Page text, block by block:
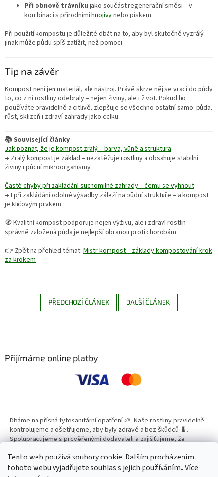
Tento web používá soubory cookie. Dalším procházením
tohoto webu vyjadřujete souhlas s jejich používáním.. Více
Při obnově trávníku jako součást regenerační směsi – v
kombinaci s přírodními hnojivynebo pískem.
Při použití kompostu je důležité dbát na to, aby byl skutečně vyzrálý –
jinak může půdu spíš zatížit, než pomoci.
Tip na závěr
Kompost není jen materiál, ale nástroj. Právě skrze něj se vrací do půdy
to, co z ní rostliny odebraly – nejen živiny, ale i život. Pokud ho
používáte pravidelně a citlivě, zlepšuje se všechno ostatní samo: půda,
růst, sklizeň i zdraví zahrady jako celku.
📚 Související články
Jak poznat, že je kompost zralý – barva, vůně a struktura
→ Zralý kompost je základ – nezatěžuje rostliny a obsahuje stabilní
živiny i půdní mikroorganismy.
Časté chyby při zakládání suchomilné zahrady – čemu se vyhnout
→ I při zakládání odolné výsadby záleží na půdní struktuře – a kompost
je klíčovým prvkem.
🧭 Kvalitní kompost podporuje nejen výživu, ale i zdraví rostlin –
správně založená půda je nejlepší obranou proti chorobám.
👉 Zpět na přehled témat: Mistr kompost – základy kompostování krok
za krokem
PŘEDCHOZÍ ČLÁNEK DALŠÍ ČLÁNEK
Přijímáme online platby
Dbáme na přísná fytosanitární opatření 🌱. Naše rostliny pravidelně
kontrolujeme a ošetřujeme, aby byly zdravé a bez škůdců 🐛.
Spolupracujeme s prověřenými dodavateli a zajišťujeme, že